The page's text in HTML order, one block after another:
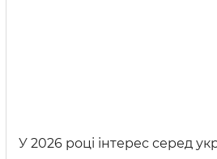
У 2026 році інтерес серед